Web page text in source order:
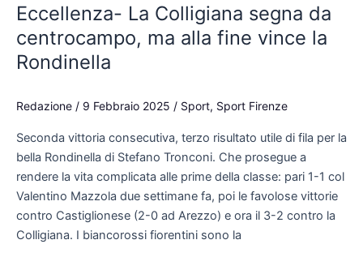
Eccellenza- La Colligiana segna da
centrocampo, ma alla fine vince la
Rondinella
Redazione / 9 Febbraio 2025 / Sport, Sport Firenze
Seconda vittoria consecutiva, terzo risultato utile di fila per la
bella Rondinella di Stefano Tronconi. Che prosegue a
rendere la vita complicata alle prime della classe: pari 1-1 col
Valentino Mazzola due settimane fa, poi le favolose vittorie
contro Castiglionese (2-0 ad Arezzo) e ora il 3-2 contro la
Colligiana. I biancorossi fiorentini sono la
Colligiana
segna
da
centrocampo,
alla